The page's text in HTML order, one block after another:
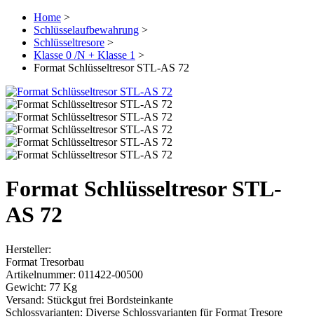
Home >
Schlüsselaufbewahrung >
Schlüsseltresore >
Klasse 0 /N + Klasse 1 >
Format Schlüsseltresor STL-AS 72
Format Schlüsseltresor STL-
AS 72
Hersteller:
Format Tresorbau
Artikelnummer: 011422-00500
Gewicht: 77 Kg
Versand: Stückgut frei Bordsteinkante
Schlossvarianten: Diverse Schlossvarianten für Format Tresore